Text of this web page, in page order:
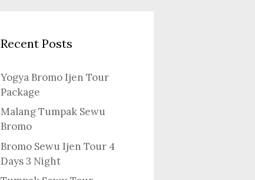
Recent Posts
Yogya Bromo Ijen Tour
Package
Malang Tumpak Sewu
Bromo
Bromo Sewu Ijen Tour 4
Days 3 Night